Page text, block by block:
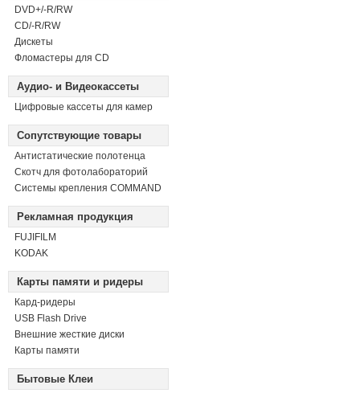
DVD+/-R/RW
СD/-R/RW
Дискеты
Фломастеры для CD
Аудио- и Видеокассеты
Цифровые кассеты для камер
Сопутствующие товары
Антистатические полотенца
Скотч для фотолабораторий
Системы крепления COMMAND
Рекламная продукция
FUJIFILM
KODAK
Карты памяти и ридеры
Кард-ридеры
USB Flash Drive
Внешние жесткие диски
Карты памяти
Бытовые Клеи